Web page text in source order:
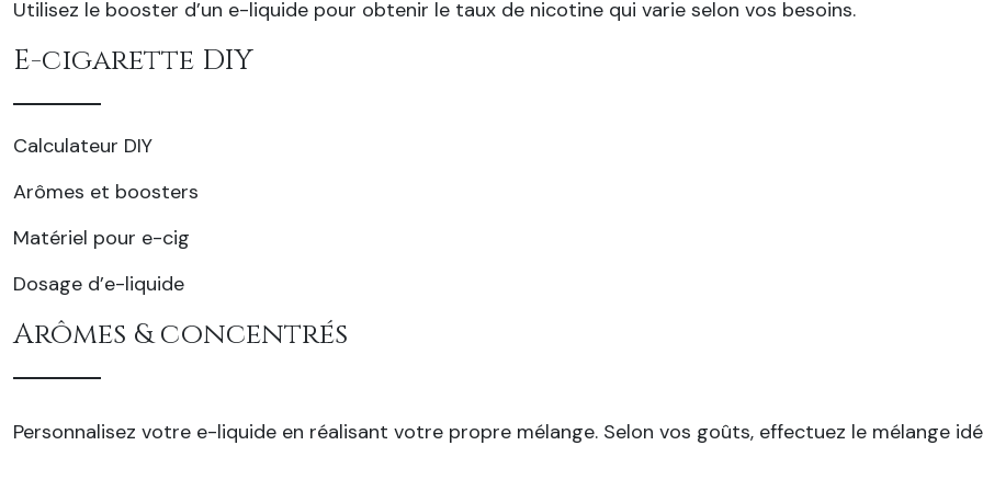
Utilisez le booster d’un e-liquide pour obtenir le taux de nicotine qui varie selon vos besoins.
E-cigarette DIY
Calculateur DIY
Arômes et boosters
Matériel pour e-cig
Dosage d’e-liquide
Arômes & concentrés
Personnalisez votre e-liquide en réalisant votre propre mélange. Selon vos goûts, effectuez le mélange